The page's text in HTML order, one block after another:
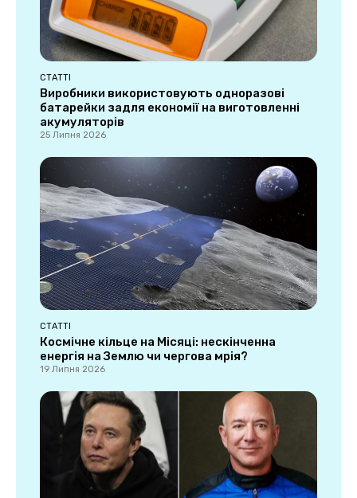
СТАТТІ
Виробники використовують одноразові
батарейки задля економії на виготовленні
акумуляторів
25 Липня 2026
СТАТТІ
Космічне кільце на Місяці: нескінченна
енергія на Землю чи чергова мрія?
19 Липня 2026